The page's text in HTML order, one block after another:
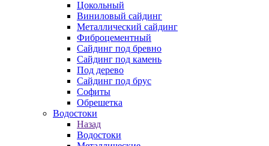
Цокольный
Виниловый сайдинг
Металлический сайдинг
Фиброцементный
Сайдинг под бревно
Сайдинг под камень
Под дерево
Сайдинг под брус
Софиты
Обрешетка
Водостоки
Назад
Водостоки